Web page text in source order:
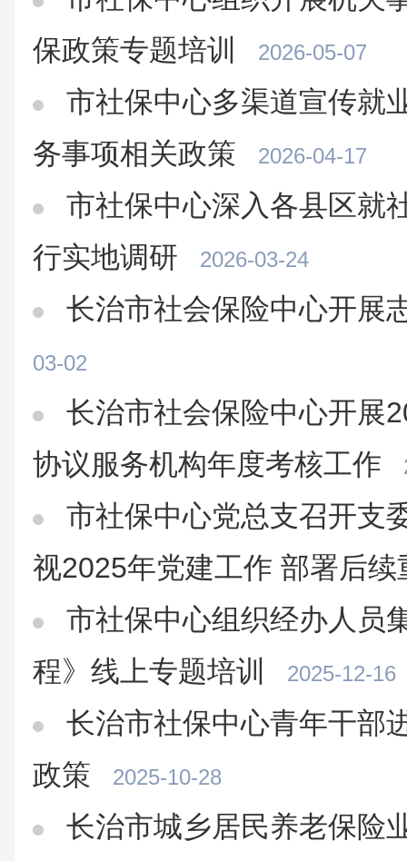
保政策专题培训
2026-05-07
市社保中心多渠道宣传就
务事项相关政策
2026-04-17
市社保中心深入各县区就
行实地调研
2026-03-24
长治市社会保险中心开展
03-02
长治市社会保险中心开展
协议服务机构年度考核工作
市社保中心党总支召开支
视2025年党建工作 部署后续
市社保中心组织经办人员
程》线上专题培训
2025-12-16
长治市社保中心青年干部
政策
2025-10-28
长治市城乡居民养老保险